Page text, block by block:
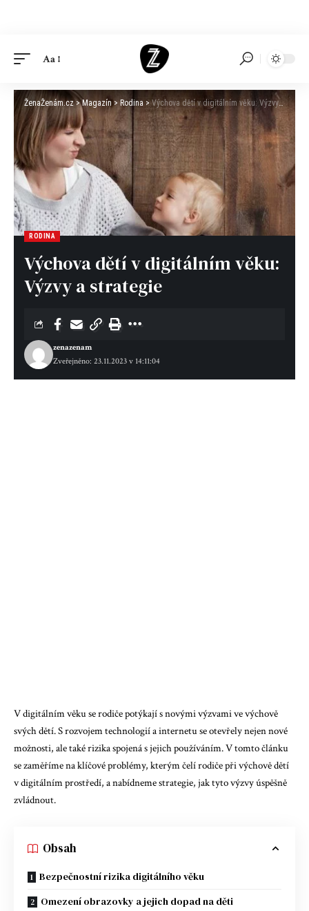
Aa
ŽenaŽenám.cz>Magazín >Rodina >Výchova dětí v digitálním věku: Výzvy a strategie
RODINA
Výchova dětí v digitálním věku:
Výzvy a strategie
Zveřejněno: 23.11.2023 v 14:11:04
zenazenam
V digitálním věku se rodiče potýkají s novými výzvami ve výchově
svých dětí. S rozvojem technologií a internetu se otevřely nejen nové
možnosti, ale také rizika spojená s jejich používáním. V tomto článku
se zaměříme na klíčové problémy, kterým čelí rodiče při výchově dětí
v digitálním prostředí, a nabídneme strategie, jak tyto výzvy úspěšně
zvládnout.
Obsah
Bezpečnostní rizika digitálního věku
Omezení obrazovky a jejich dopad na děti